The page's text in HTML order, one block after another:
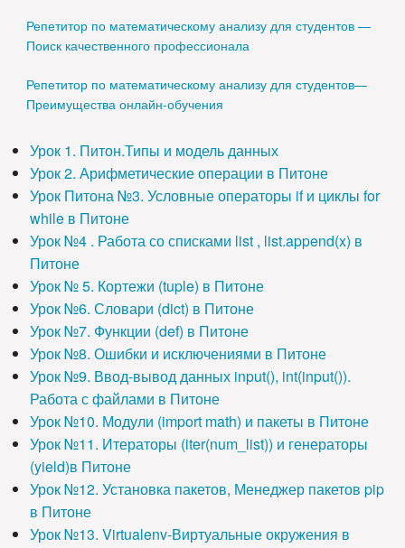
Репетитор по математическому анализу для студентов —
Поиск качественного профессионала
Репетитор по математическому анализу для студентов—
Преимущества онлайн-обучения
Урок 1. Питон.Типы и модель данных
Урок 2. Арифметические операции в Питоне
Урок Питона №3. Условные операторы if и циклы for
while в Питоне
Урок №4 . Работа со списками list , list.append(x) в
Питоне
Урок № 5. Кортежи (tuple) в Питоне
Урок №6. Словари (dict) в Питоне
Урок №7. Функции (def) в Питоне
Урок №8. Ошибки и исключениями в Питоне
Урок №9. Ввод-вывод данных input(), int(input()).
Работа с файлами в Питоне
Урок №10. Модули (import math) и пакеты в Питоне
Урок №11. Итераторы (iter(num_list)) и генераторы
(yield)в Питоне
Урок №12. Установка пакетов, Менеджер пакетов pip
в Питоне
Урок №13. Virtualenv-Виртуальные окружения в